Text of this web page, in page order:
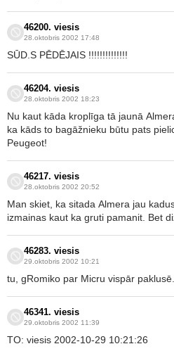
46200. viesis
28.oktobris 2002 17:48
SŪD.S PĒDĒJAIS !!!!!!!!!!!!!!
46204. viesis
28.oktobris 2002 18:23
Nu kaut kāda kroplīga tā jaunā
ka kāds to bagāžnieku būtu pats
Peugeot!
46217. viesis
28.oktobris 2002 20:52
Man skiet, ka sitada Almera jau
izmainas
46283. viesis
29.oktobris 2002 10:21
tu, gRomiko par Micru vispār paklusē...
46341. viesis
29.oktobris 2002 11:39
TO: viesis 2002-10-29 10:21:26